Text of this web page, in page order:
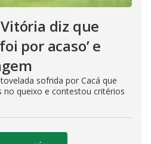
diz que
por acaso’ e
sofrida por Cacá que
queixo e contestou critérios